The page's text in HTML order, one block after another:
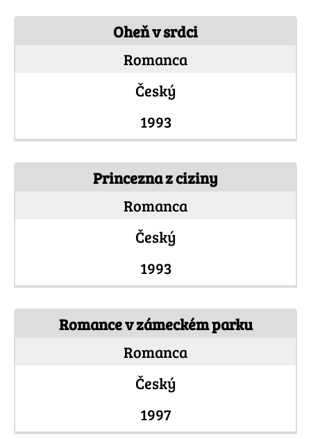
Oheň v srdci
Romanca
Český
1993
Princezna z ciziny
Romanca
Český
1993
Romance v zámeckém parku
Romanca
Český
1997